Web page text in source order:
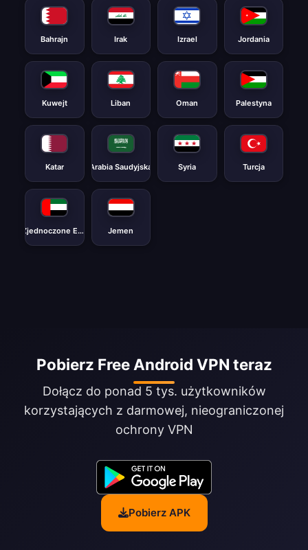
Bahrajn Irak Izrael Jordania
Kuwejt Liban Oman Palestyna
Katar Arabia Saudyjska Syria Turcja
Zjednoczone Emiraty Arabskie Jemen
Pobierz Free Android VPN teraz
Dołącz do ponad 5 tys. użytkowników
korzystających z darmowej, nieograniczonej
ochrony VPN
Pobierz APK